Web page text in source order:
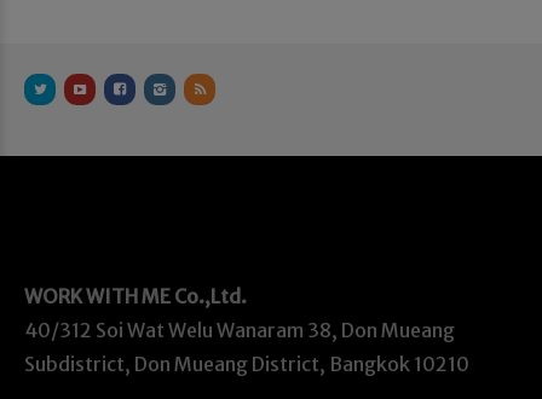
WORK WITH ME Co.,Ltd.
40/312 Soi Wat Welu Wanaram 38, Don Mueang
Subdistrict, Don Mueang District, Bangkok 10210